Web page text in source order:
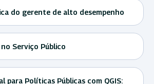
do gerente de alto desempenho
Serviço Público
para Políticas Públicas com QGIS: